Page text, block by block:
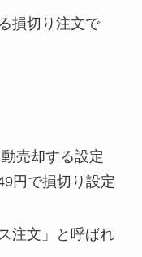
損切り注文で
売却する設定
円で損切り設定
注文」と呼ばれ